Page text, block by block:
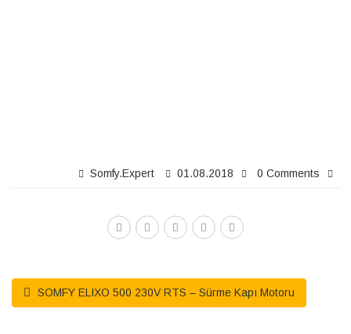
Somfy.expert 01.08.2018 0 Comments
SOMFY ELIXO 500 230V RTS – Sürme Kapı Motoru